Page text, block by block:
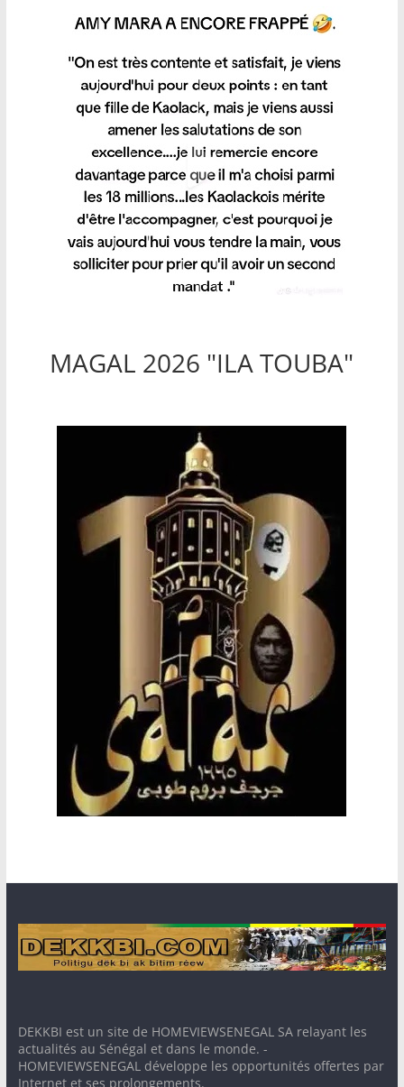
MAGAL 2026 "ILA TOUBA"
DEKKBI est un site de HOMEVIEWSENEGAL SA relayant les
actualités au Sénégal et dans le monde. -
HOMEVIEWSENEGAL développe les opportunités offertes par
Internet et ses prolongements.